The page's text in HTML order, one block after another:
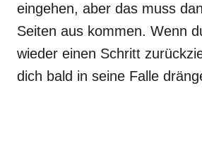
eingehen, aber das muss
Seiten aus kommen. Wenn
wieder einen Schritt
dich bald in seine Falle